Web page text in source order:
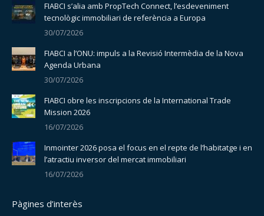
FIABCI s’alia amb PropTech Connect, l’esdeveniment
tecnològic immobiliari de referència a Europa
30/07/2026
FIABCI a l’ONU: impuls a la Revisió Intermèdia de la Nova
Agenda Urbana
30/07/2026
FIABCI obre les inscripcions de la International Trade
Mission 2026
16/07/2026
Inmointer 2026 posa el focus en el repte de l’habitatge i en
l’atractiu inversor del mercat immobiliari
16/07/2026
Pàgines d’interès